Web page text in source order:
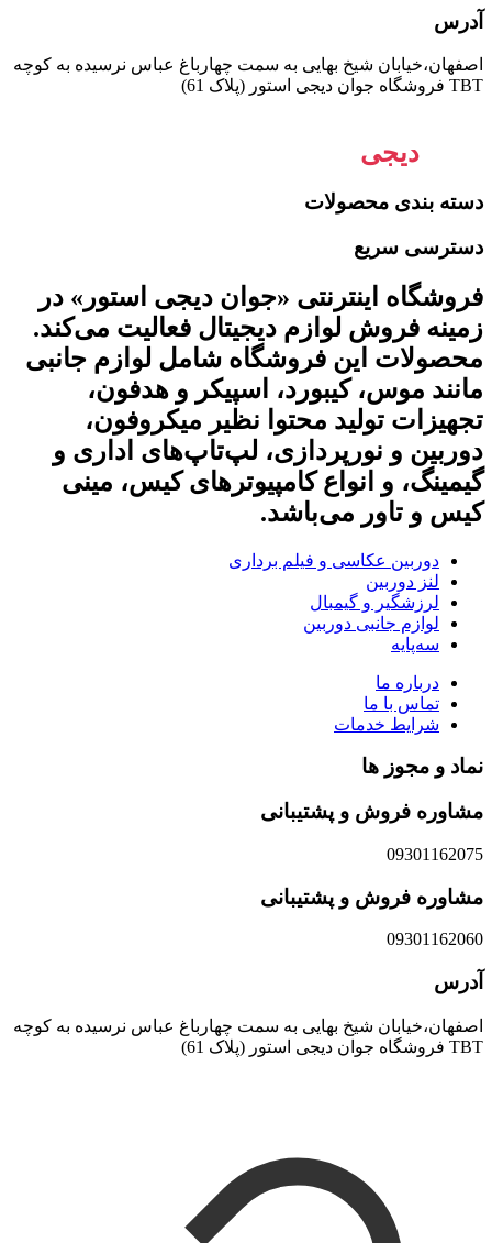
آدرس
اصفهان،خیابان شیخ بهایی به سمت چهارباغ عباس نرسیده به کوچه
TBT فروشگاه جوان دیجی استور (پلاک 61)
دیجی
دسته بندی محصولات
دسترسی سریع
فروشگاه اینترنتی «جوان دیجی استور» در
زمینه فروش لوازم دیجیتال فعالیت می‌کند.
محصولات این فروشگاه شامل لوازم جانبی
مانند موس، کیبورد، اسپیکر و هدفون،
تجهیزات تولید محتوا نظیر میکروفون،
دوربین و نورپردازی، لپ‌تاپ‌های اداری و
گیمینگ، و انواع کامپیوترهای کیس، مینی
کیس و تاور می‌باشد.
دوربین عکاسی و فیلم برداری
لنز دوربین
لرزشگیر و گیمبال
لوازم جانبی دوربین
سه‌پایه
درباره ما
تماس با ما
شرایط خدمات
نماد و مجوز ها
مشاوره فروش و پشتیبانی
09301162075
مشاوره فروش و پشتیبانی
09301162060
آدرس
اصفهان،خیابان شیخ بهایی به سمت چهارباغ عباس نرسیده به کوچه
TBT فروشگاه جوان دیجی استور (پلاک 61)